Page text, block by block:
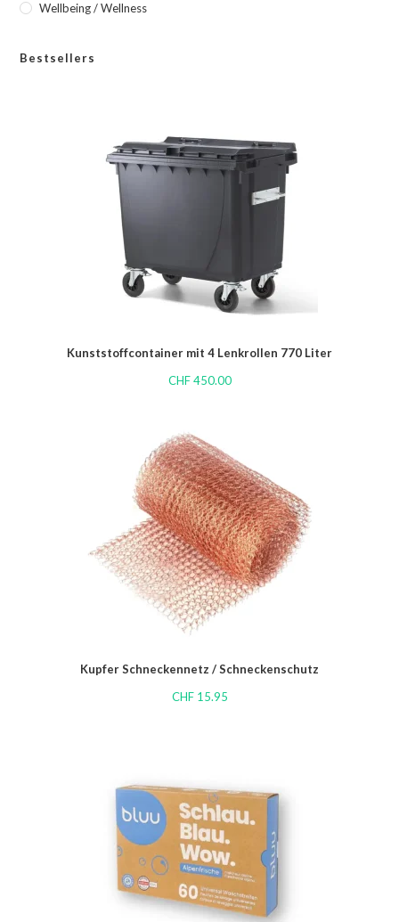
Wellbeing / Wellness
Bestsellers
Kunststoffcontainer mit 4 Lenkrollen 770 Liter
CHF450.00
Kupfer Schneckennetz / Schneckenschutz
CHF15.95